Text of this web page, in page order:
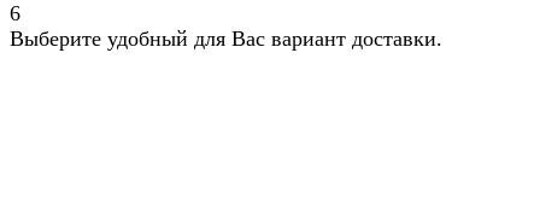
6
Выберите удобный для Вас вариант доставки.